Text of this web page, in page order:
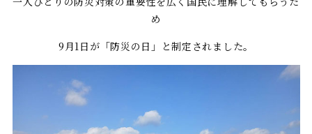
め
9月1日が「防災の日」と制定されました。